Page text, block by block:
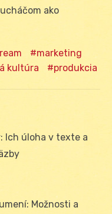
ako
marketing
kultúra produkcia
Ich úloha v texte a
Možnosti a